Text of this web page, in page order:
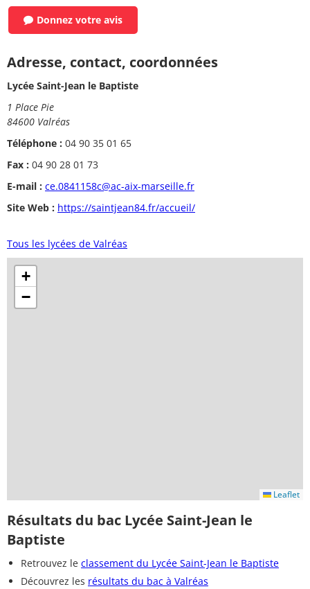
Donnez votre avis
Adresse, contact, coordonnées
Lycée Saint-Jean le Baptiste
1 Place Pie
84600 Valréas
Téléphone : 04 90 35 01 65
Fax : 04 90 28 01 73
E-mail : ce.0841158c@ac-aix-marseille.fr
Site Web : https://saintjean84.fr/accueil/
Tous les lycées de Valréas
+
−
Leaflet
Résultats du bac Lycée Saint-Jean le
Baptiste
Retrouvez le classement du Lycée Saint-Jean le Baptiste
Découvrez les résultats du bac à Valréas